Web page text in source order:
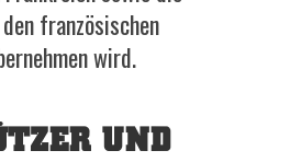
französischen
wird.
UND